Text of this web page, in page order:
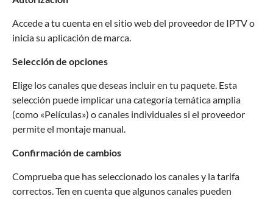
Accede a tu cuenta en el sitio web del proveedor de IPTV o
inicia su aplicación de marca.
Selección de opciones
Elige los canales que deseas incluir en tu paquete. Esta
selección puede implicar una categoría temática amplia
(como «Películas») o canales individuales si el proveedor
permite el montaje manual.
Confirmación de cambios
Comprueba que has seleccionado los canales y la tarifa
correctos. Ten en cuenta que algunos canales pueden